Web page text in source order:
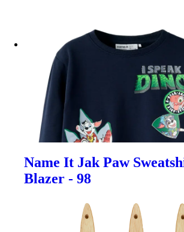
Name It Jak Paw
Blazer - 98